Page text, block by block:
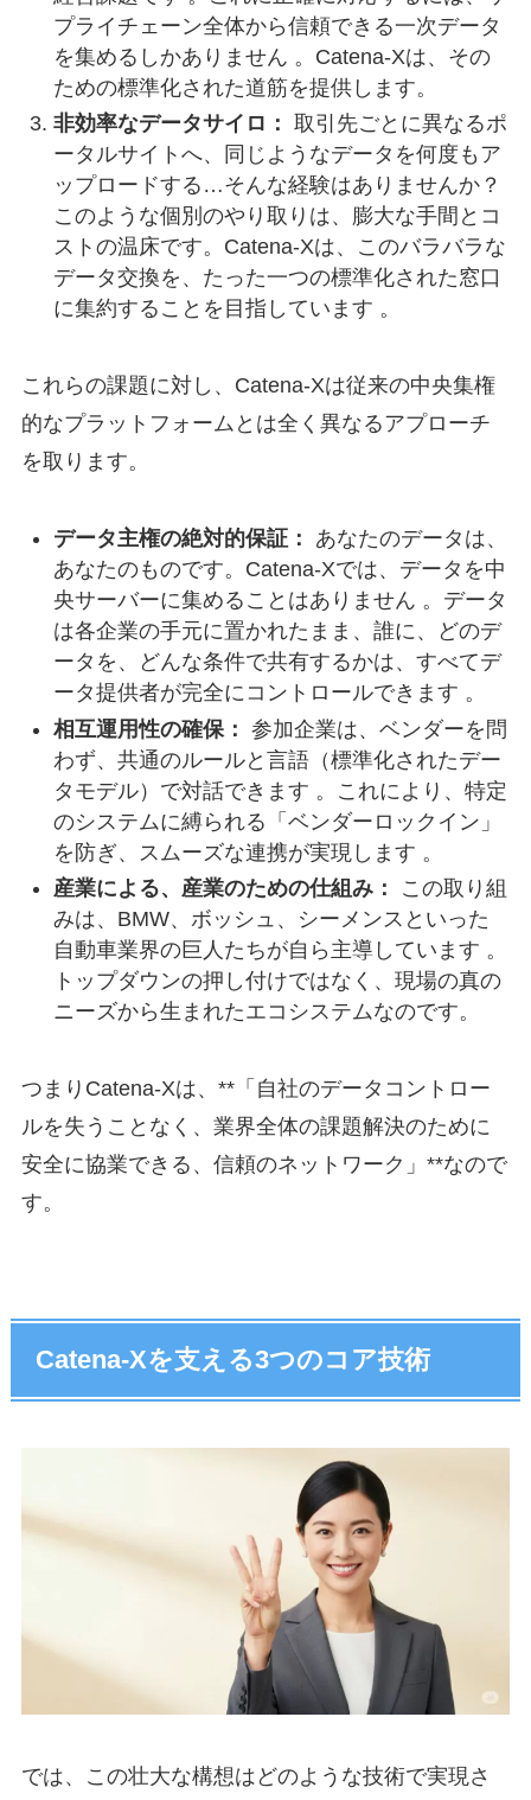
プライチェーン全体から信頼できる一次データ
を集めるしかありません 。Catena-Xは、その
ための標準化された道筋を提供します。
非効率なデータサイロ： 取引先ごとに異なるポ
ータルサイトへ、同じようなデータを何度もア
ップロードする…そんな経験はありませんか？
このような個別のやり取りは、膨大な手間とコ
ストの温床です。Catena-Xは、このバラバラな
データ交換を、たった一つの標準化された窓口
に集約することを目指しています 。
これらの課題に対し、Catena-Xは従来の中央集権
的なプラットフォームとは全く異なるアプローチ
を取ります。
データ主権の絶対的保証：
あなたのデータは、
あなたのものです。Catena-Xでは、データを中
央サーバーに集めることはありません 。データ
は各企業の手元に置かれたまま、誰に、どのデ
ータを、どんな条件で共有するかは、すべてデ
ータ提供者が完全にコントロールできます 。
相互運用性の確保： 参加企業は、ベンダーを問
わず、共通のルールと言語（標準化されたデー
タモデル）で対話できます 。これにより、特定
のシステムに縛られる「ベンダーロックイン」
を防ぎ、スムーズな連携が実現します 。
産業による、産業のための仕組み：
この取り組
みは、BMW、ボッシュ、シーメンスといった
自動車業界の巨人たちが自ら主導しています 。
トップダウンの押し付けではなく、現場の真の
ニーズから生まれたエコシステムなのです。
つまりCatena-Xは、**「自社のデータコントロー
ルを失うことなく、業界全体の課題解決のために
安全に協業できる、信頼のネットワーク」**なので
す。
Catena-Xを支える3つのコア技術
では、この壮大な構想はどのような技術で実現さ